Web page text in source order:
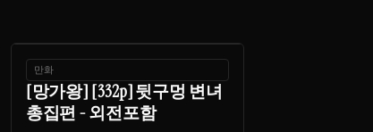
만화
[망가왕] [332p] 뒷구멍 변녀
총집편 - 외전포함